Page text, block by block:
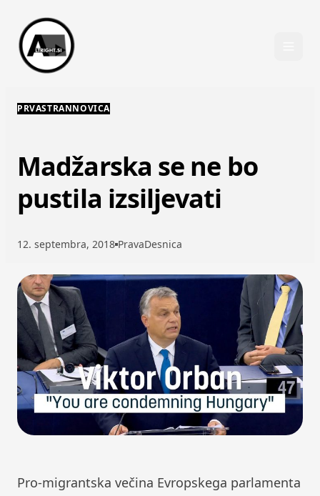
Skip to content
PRVASTRANNOVICA
Madžarska se ne bo
pustila izsiljevati
12. septembra, 2018 PravaDesnica
Pro-migrantska večina Evropskega parlamenta